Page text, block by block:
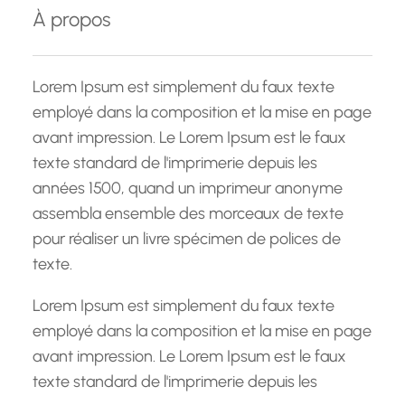
r
c
h
À propos
Lorem Ipsum est simplement du faux texte
employé dans la composition et la mise en page
avant impression. Le Lorem Ipsum est le faux
texte standard de l'imprimerie depuis les
années 1500, quand un imprimeur anonyme
assembla ensemble des morceaux de texte
pour réaliser un livre spécimen de polices de
texte.
Lorem Ipsum est simplement du faux texte
employé dans la composition et la mise en page
avant impression. Le Lorem Ipsum est le faux
texte standard de l'imprimerie depuis les